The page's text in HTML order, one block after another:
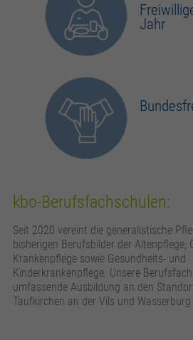
Jahr
kbo-Berufsfachschulen:
Seit 2020 vereint die generalistische
bisherigen Berufsbilder der Altenpflege,
Krankenpflege sowie Gesundheits- und
Kinderkrankenpflege. Unsere
umfassende Ausbildung an den
Taufkirchen an der Vils und